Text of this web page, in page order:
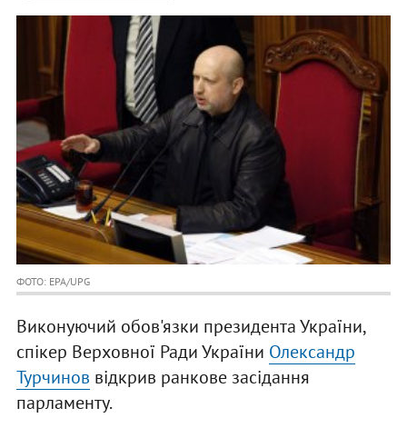
ФОТО: EPA/UPG
Виконуючий обов'язки президента України,
спікер Верховної Ради України Олександр
Турчинов відкрив ранкове засідання
парламенту.